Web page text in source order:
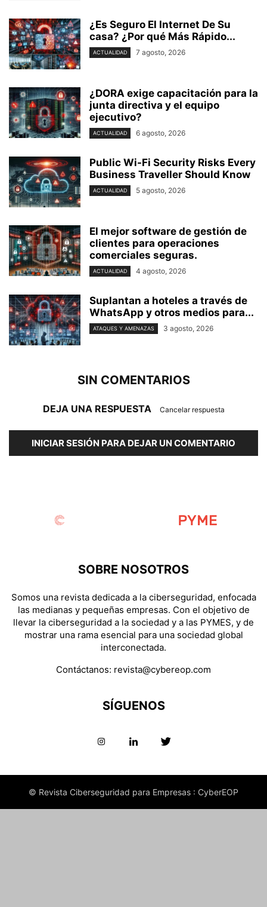
¿Es Seguro El Internet De Su
casa? ⁢¿Por qué Más Rápido...
ACTUALIDAD 7 agosto, 2026
¿DORA exige capacitación para la
junta directiva y el equipo
ejecutivo?
ACTUALIDAD 6 agosto, 2026
Public Wi-Fi Security Risks Every
Business Traveller Should Know
ACTUALIDAD 5 agosto, 2026
El mejor software de gestión de
clientes para operaciones
comerciales seguras.
ACTUALIDAD 4 agosto, 2026
Suplantan a hoteles a través de
WhatsApp y otros medios para...
ATAQUES Y AMENAZAS 3 agosto, 2026
SIN COMENTARIOS
DEJA UNA RESPUESTA Cancelar respuesta
INICIAR SESIÓN PARA DEJAR UN COMENTARIO
SOBRE NOSOTROS
Somos una revista dedicada a la ciberseguridad, enfocada
las medianas y pequeñas empresas. Con el objetivo de
llevar la ciberseguridad a la sociedad y a las PYMES, y de
mostrar una rama esencial para una sociedad global
interconectada.
Contáctanos: revista@cybereop.com
SÍGUENOS
© Revista Ciberseguridad para Empresas : CyberEOP